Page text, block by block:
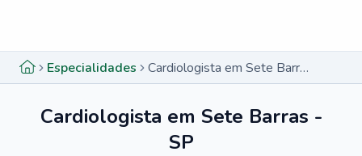
Especialidades Cardiologista em Sete Barras - SP
Cardiologista em Sete Barras -
SP